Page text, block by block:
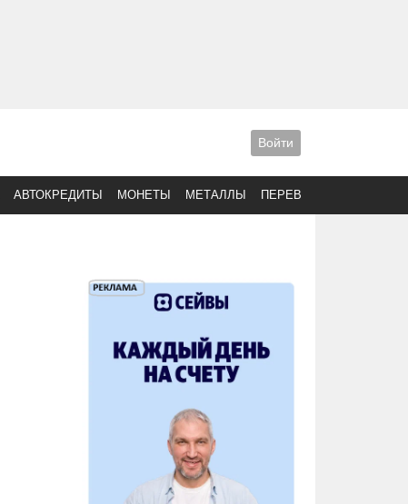
Войти
АВТОКРЕДИТЫ МОНЕТЫ МЕТАЛЛЫ ПЕРЕВОДЫ